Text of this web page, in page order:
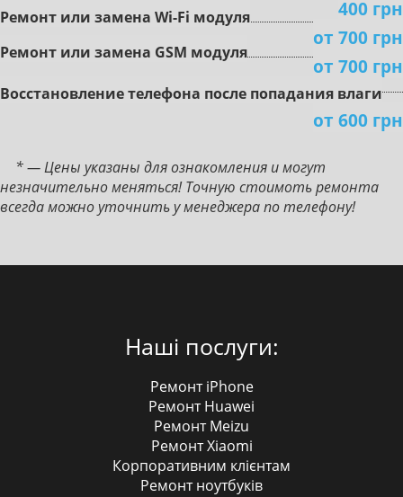
400 грн
Peмoнт или зaмeнa Wi-Fi мoдуля
от 700 грн
Peмoнт или зaмeнa GSM мoдуля
от 700 грн
Boccтaнoвлeниe тeлeфoнa пocлe пoпaдaния влaги
от 600 грн
* — Цены указаны для ознакомления и могут
незначительно меняться! Точную стоимоть ремонта
всегда можно уточнить у менеджера по телефону!
Наші послуги:
Ремонт iPhone
Ремонт Huawei
Ремонт Meizu
Ремонт Xiaomi
Корпоративним клієнтам
Ремонт ноутбуків